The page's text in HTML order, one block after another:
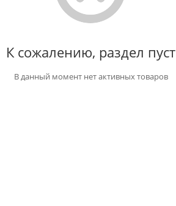
К сожалению, раздел пуст
В данный момент нет активных товаров